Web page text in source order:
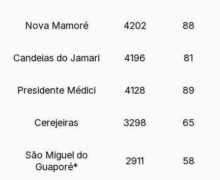
Nova Mamoré 4202 88
Candeias do Jamari 4196 81
Presidente Médici 4128 89
Cerejeiras 3298 65
São Miguel do
Guaporé*
2911 58